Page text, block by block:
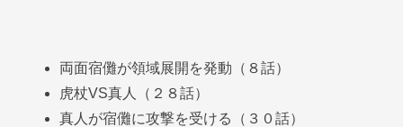
両面宿儺が領域展開を発動（８話）
虎杖VS真人（２８話）
真人が宿儺に攻撃を受ける（３０話）